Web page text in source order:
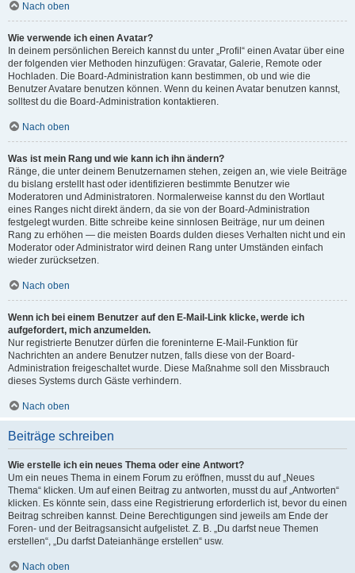
Nach oben
Wie verwende ich einen Avatar?
In deinem persönlichen Bereich kannst du unter „Profil“ einen Avatar über eine
der folgenden vier Methoden hinzufügen: Gravatar, Galerie, Remote oder
Hochladen. Die Board-Administration kann bestimmen, ob und wie die
Benutzer Avatare benutzen können. Wenn du keinen Avatar benutzen kannst,
solltest du die Board-Administration kontaktieren.
Nach oben
Was ist mein Rang und wie kann ich ihn ändern?
Ränge, die unter deinem Benutzernamen stehen, zeigen an, wie viele Beiträge
du bislang erstellt hast oder identifizieren bestimmte Benutzer wie
Moderatoren und Administratoren. Normalerweise kannst du den Wortlaut
eines Ranges nicht direkt ändern, da sie von der Board-Administration
festgelegt wurden. Bitte schreibe keine sinnlosen Beiträge, nur um deinen
Rang zu erhöhen — die meisten Boards dulden dieses Verhalten nicht und ein
Moderator oder Administrator wird deinen Rang unter Umständen einfach
wieder zurücksetzen.
Nach oben
Wenn ich bei einem Benutzer auf den E-Mail-Link klicke, werde ich
aufgefordert, mich anzumelden.
Nur registrierte Benutzer dürfen die foreninterne E-Mail-Funktion für
Nachrichten an andere Benutzer nutzen, falls diese von der Board-
Administration freigeschaltet wurde. Diese Maßnahme soll den Missbrauch
dieses Systems durch Gäste verhindern.
Nach oben
Beiträge schreiben
Wie erstelle ich ein neues Thema oder eine Antwort?
Um ein neues Thema in einem Forum zu eröffnen, musst du auf „Neues
Thema“ klicken. Um auf einen Beitrag zu antworten, musst du auf „Antworten“
klicken. Es könnte sein, dass eine Registrierung erforderlich ist, bevor du einen
Beitrag schreiben kannst. Deine Berechtigungen sind jeweils am Ende der
Foren- und der Beitragsansicht aufgelistet. Z. B. „Du darfst neue Themen
erstellen“, „Du darfst Dateianhänge erstellen“ usw.
Nach oben